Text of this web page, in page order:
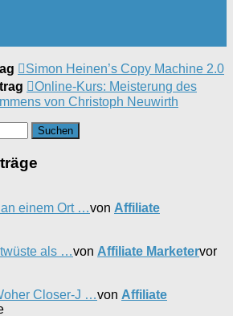
Simon Heinen’s Copy Machine 2.0
Online-Kurs: Meisterung des
von Christoph Neuwirth
einem Ort …von Affiliate
als …von Affiliate Marketervor
Closer-J …von Affiliate